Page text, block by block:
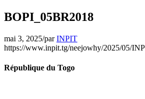
BOPI_05BR2018
mai 3, 2025/parINPIT
https://www.inpit.tg/neejowhy/2025/05/
République du Togo